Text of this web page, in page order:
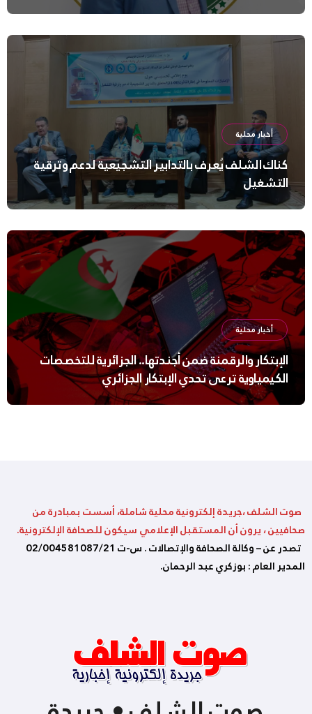
أخبار محلية
كناك الشلف يُعرف بالتدابير التشجيعية لدعم وترقية
التشغيل
أخبار محلية
الإبتكار والرقمنة ضمن أجندتها.. الجزائرية للتخصصات
الكيمياوية ترعى تحدي الإبتكار الجزائري
صوت الشلف ،جريدة إلكترونية محلية شاملة، أسست بمبادرة من
صحافيين ، يرون أن المستقبل الإعلامي سيكون للصحافة الإلكترونية.
تصدر عن – وكالة الصحافة والإتصالات . س-ت 02/004581087/21
المدير العام : بوزكري عبد الرحمان.